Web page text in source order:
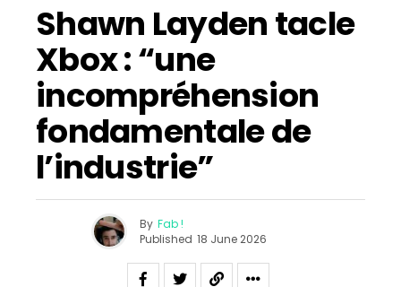
Shawn Layden tacle
Xbox : “une
incompréhension
fondamentale de
l’industrie”
By Fab !
Published 18 June 2026